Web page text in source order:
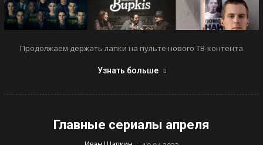
Продолжаем держать лапки на пульте нового ТВ-контента
Узнать больше
Главные сериалы апреля